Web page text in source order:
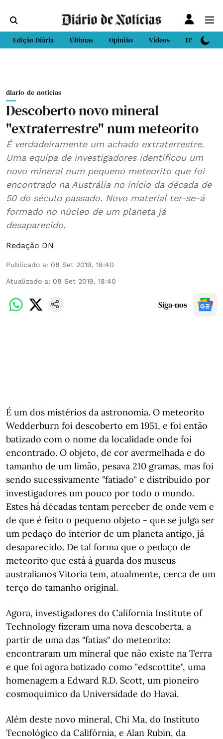
Edição Diária Últimas Opinião Vídeos DN Sport
diario-de-noticias
Descoberto novo mineral
"extraterrestre" num meteorito
É verdadeiramente um achado extraterrestre.
Uma equipa de investigadores identificou um
novo mineral num pequeno meteorito que foi
encontrado na Austrália no início da década de
50 do século passado. Novo material ter-se-á
formado no núcleo de um planeta já
desaparecido.
Redação DN
Publicado a: 08 Set 2019, 18:40
Atualizado a: 08 Set 2019, 18:40
Siga-nos
É um dos mistérios da astronomia. O meteorito
Wedderburn foi descoberto em 1951, e foi então
batizado com o nome da localidade onde foi
encontrado. O objeto, de cor avermelhada e do
tamanho de um limão, pesava 210 gramas, mas foi
sendo sucessivamente "fatiado" e distribuído por
investigadores um pouco por todo o mundo.
Estes há décadas tentam perceber de onde vem e
de que é feito o pequeno objeto - que se julga ser
um pedaço do interior de um planeta antigo, já
desaparecido. De tal forma que o pedaço de
meteorito que está à guarda dos museus
australianos Vitoria tem, atualmente, cerca de um
terço do tamanho original.
Agora, investigadores do California Institute of
Technology fizeram uma nova descoberta, a
partir de uma das "fatias" do meteorito:
encontraram um mineral que não existe na Terra
e que foi agora batizado como "edscottite", uma
homenagem a Edward R.D. Scott, um pioneiro
cosmoquímico da Universidade do Havai.
Além deste novo mineral, Chi Ma, do Instituto
Tecnológico da Califórnia, e Alan Rubin, da